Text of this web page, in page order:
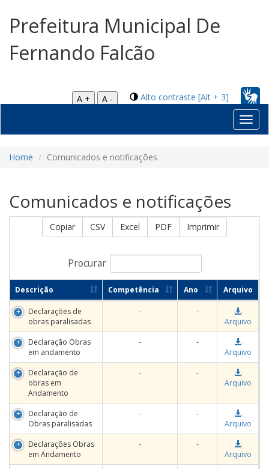
Prefeitura Municipal De
Fernando Falcão
Alto contraste [Alt + 3]
A +
A -
Home Comunicados e notificações
Comunicados e notificações
Copiar CSV Excel PDF Imprimir
Procurar
Descrição Competência Ano Arquivo
Declarações de
obras paralisadas
-
-
Arquivo
Declaração Obras
em andamento
-
-
Arquivo
Declaração de
obras em
Andamento
-
-
Arquivo
Declaração de
Obras paralisadas
-
-
Arquivo
Declarações Obras
em Andamento
-
-
Arquivo